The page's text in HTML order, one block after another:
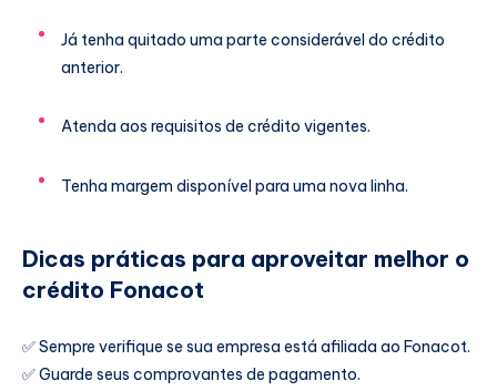
Já tenha quitado uma parte considerável do crédito
anterior.
Atenda aos requisitos de crédito vigentes.
Tenha margem disponível para uma nova linha.
Dicas práticas para aproveitar melhor o
crédito Fonacot
✅ Sempre verifique se sua empresa está afiliada ao Fonacot.
✅ Guarde seus comprovantes de pagamento.